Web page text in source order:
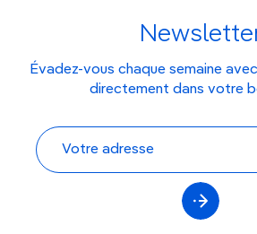
Évadez-vous chaque semaine
directement dans votre